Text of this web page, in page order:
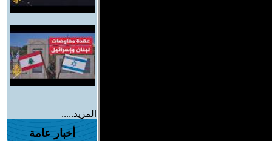
المزيد.....
أخبار عامة